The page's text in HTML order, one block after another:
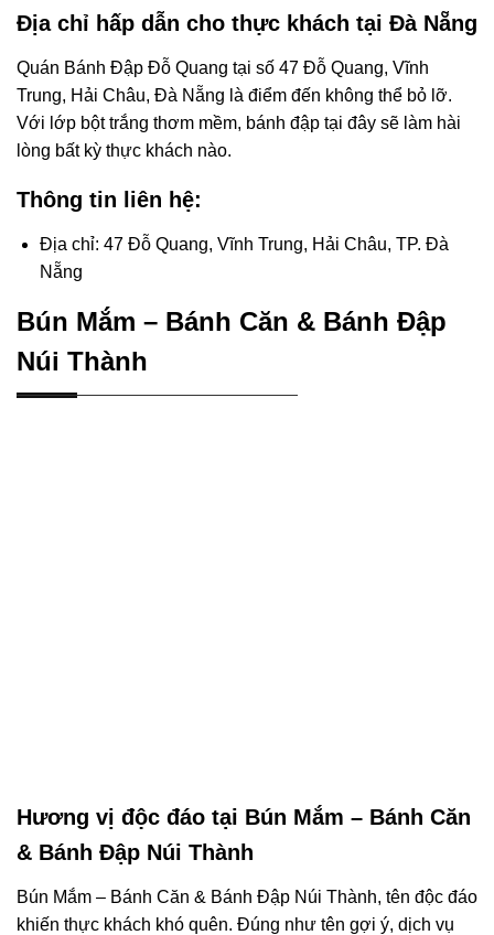
Địa chỉ hấp dẫn cho thực khách tại Đà Nẵng
Quán Bánh Đập Đỗ Quang tại số 47 Đỗ Quang, Vĩnh
Trung, Hải Châu, Đà Nẵng là điểm đến không thể bỏ lỡ.
Với lớp bột trắng thơm mềm, bánh đập tại đây sẽ làm hài
lòng bất kỳ thực khách nào.
Thông tin liên hệ:
Địa chỉ: 47 Đỗ Quang, Vĩnh Trung, Hải Châu, TP. Đà
Nẵng
Bún Mắm – Bánh Căn & Bánh Đập
Núi Thành
Hương vị độc đáo tại Bún Mắm – Bánh Căn
& Bánh Đập Núi Thành
Bún Mắm – Bánh Căn & Bánh Đập Núi Thành, tên độc đáo
khiến thực khách khó quên. Đúng như tên gợi ý, dịch vụ